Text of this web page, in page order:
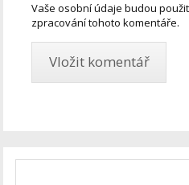
Vaše osobní údaje budou
zpracování tohoto komentáře.